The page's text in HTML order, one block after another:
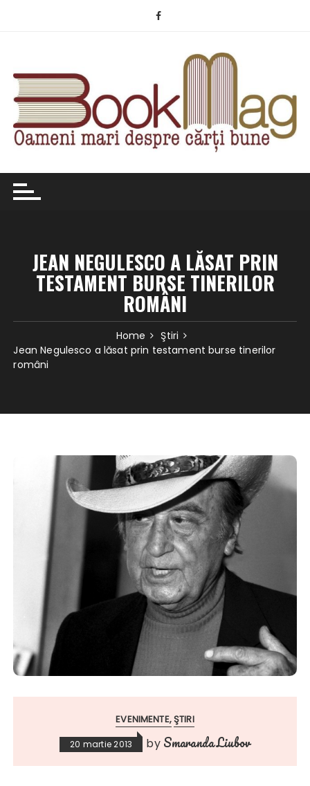
JEAN NEGULESCO A LĂSAT PRIN
TESTAMENT BURSE TINERILOR
ROMÂNI
Home
Ştiri
Jean Negulesco a lăsat prin testament burse tinerilor
români
EVENIMENTE ŞTIRI
20 martie 2013 by Smaranda Liubov